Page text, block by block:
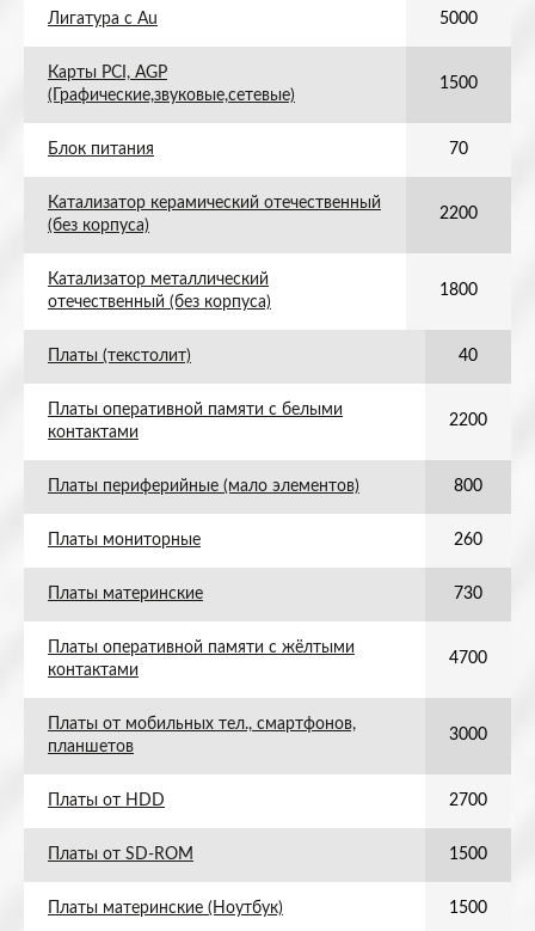
Лигатура с Au 5000
Карты PCI, AGP
(Графические,звуковые,сетевые)
1500
Блок питания 70
Катализатор керамический отечественный
(без корпуса)
2200
Катализатор металлический
отечественный (без корпуса)
1800
Платы (текстолит) 40
Платы оперативной памяти с белыми
контактами
2200
Платы периферийные (мало элементов) 800
Платы мониторные 260
Платы материнские 730
Платы оперативной памяти с жёлтыми
контактами
4700
Платы от мобильных тел., смартфонов,
планшетов
3000
Платы от HDD 2700
Платы от SD-ROM 1500
Платы материнские (Ноутбук) 1500